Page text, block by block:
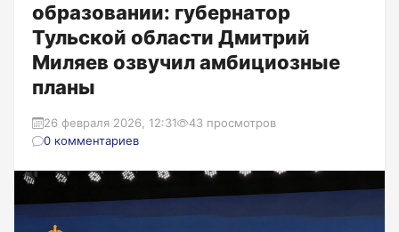
образовании: губернатор
Тульской области Дмитрий
Миляев озвучил амбициозные
планы
26 февраля 2026, 12:31
43 просмотров
0 комментариев